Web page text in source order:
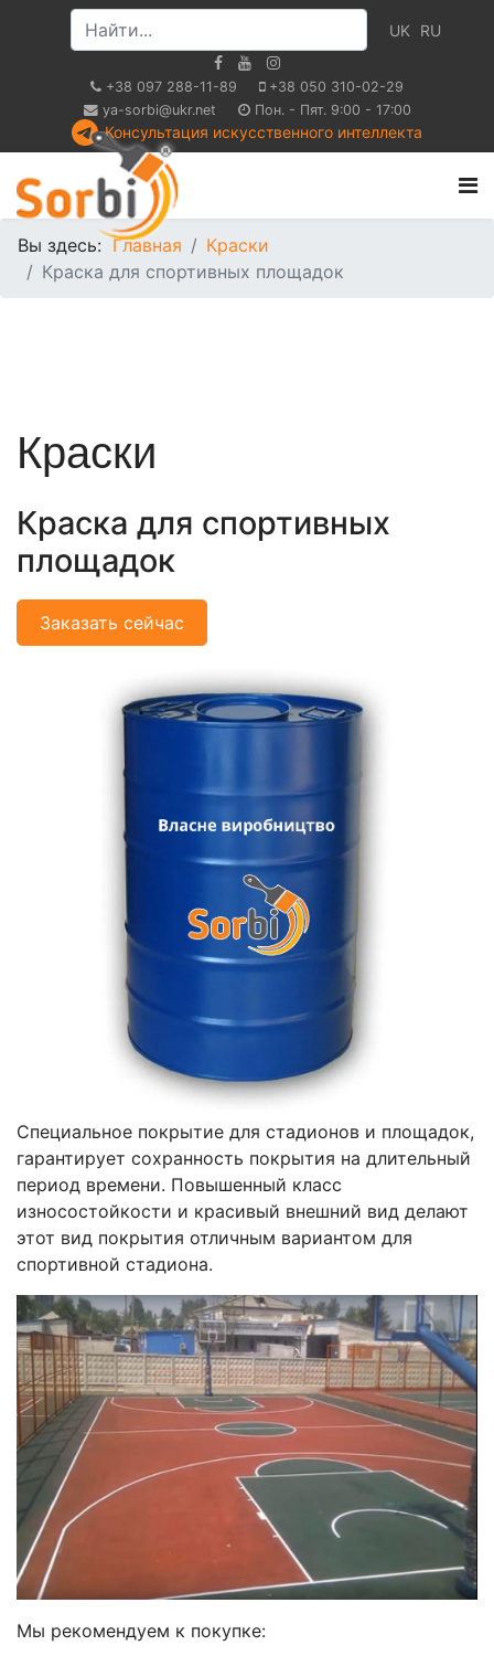
UK RU
+38 097 288-11-89
+38 050 310-02-29
ya-sorbi@ukr.net
Пон. - Пят. 9:00 - 17:00
Консультация искусственного интеллекта
Вы здесь:Главная
Краски
Краска для спортивных площадок
Краски
Краска для спортивных
площадок
Заказать сейчас
Специальное покрытие для стадионов и площадок,
гарантирует сохранность покрытия на длительный
период времени. Повышенный класс
износостойкости и красивый внешний вид делают
этот вид покрытия отличным вариантом для
спортивной стадиона.
Мы рекомендуем к покупке: